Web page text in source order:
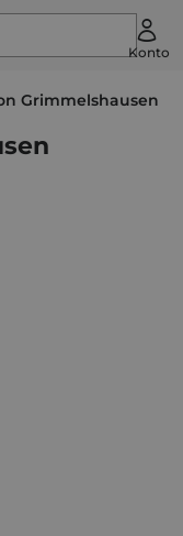
Konto
Grimmelshausen